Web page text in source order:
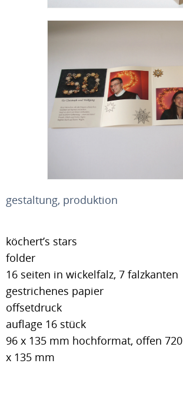
gestaltung, produktion
köchert’s stars
folder
16 seiten in wickelfalz, 7 falzkanten
gestrichenes papier
offsetdruck
auflage 16 stück
96 x 135 mm hochformat, offen 720
x 135 mm